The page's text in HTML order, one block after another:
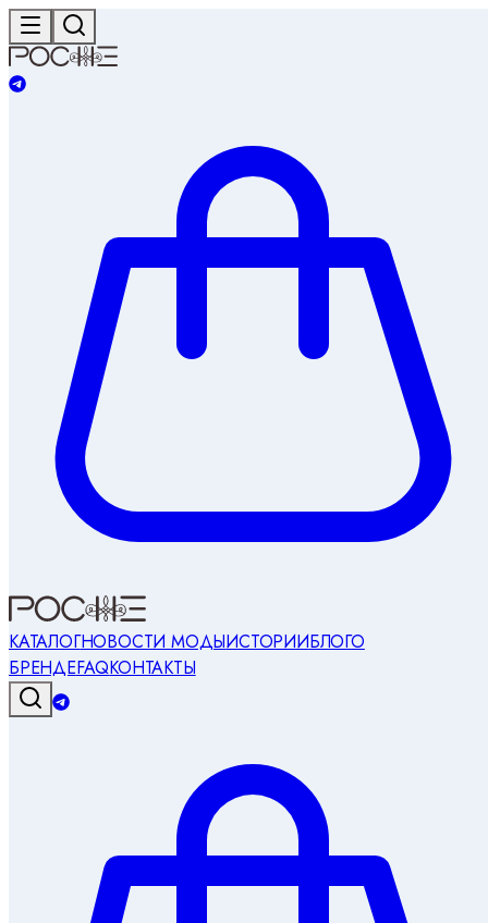
КАТАЛОГНОВОСТИ МОДЫИСТОРИИБЛОГО
БРЕНДЕFAQКОНТАКТЫ